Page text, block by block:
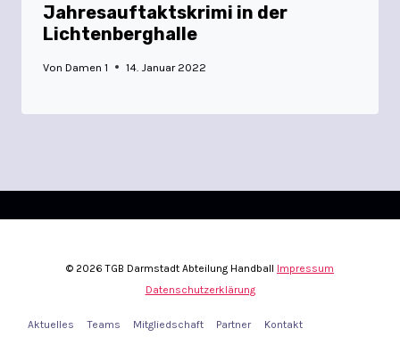
Jahresauftaktskrimi in der
Lichtenberghalle
Von Damen 1 14. Januar 2022
© 2026 TGB Darmstadt Abteilung Handball Impressum
Datenschutzerklärung
Aktuelles Teams Mitgliedschaft Partner Kontakt